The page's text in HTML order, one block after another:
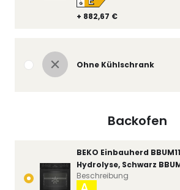
+ 882,67 €
G
Ohne Kühlschrank
Backofen
BEKO Einbauherd
Hydrolyse, Schwarz
Beschreibung